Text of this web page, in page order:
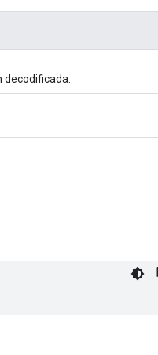
decodificada.